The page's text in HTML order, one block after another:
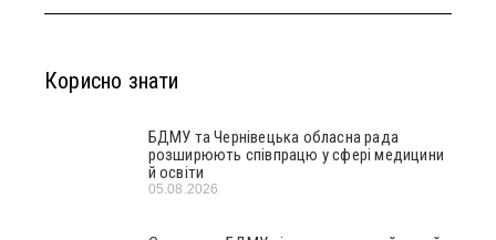
Корисно знати
БДМУ та Чернівецька обласна рада
розширюють співпрацю у сфері медицини
й освіти
05.08.2026